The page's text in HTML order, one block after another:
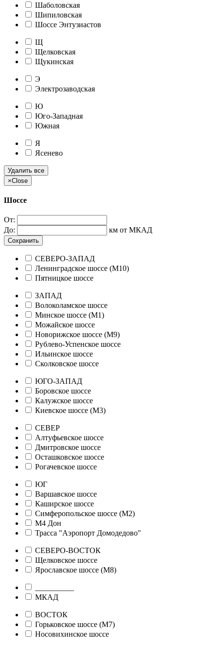
Шаболовская
Шипиловская
Шоссе Энтузиастов
Щ
Щелковская
Щукинская
Э
Электрозаводская
Ю
Юго-Западная
Южная
Я
Ясенево
Удалить все
×Close
Шоссе
От:
До:
км от МКАД
Сохранить
СЕВЕРО-ЗАПАД
Ленинградское шоссе (М10)
Пятницкое шоссе
ЗАПАД
Волоколамское шоссе
Минское шоссе (М1)
Можайское шоссе
Новорижское шоссе (М9)
Рублево-Успенское шоссе
Ильинское шоссе
Сколковское шоссе
ЮГО-ЗАПАД
Боровское шоссе
Калужское шоссе
Киевское шоссе (М3)
СЕВЕР
Алтуфьевское шоссе
Дмитровское шоссе
Осташковское шоссе
Рогачевское шоссе
ЮГ
Варшавское шоссе
Каширское шоссе
Симферопольское шоссе (М2)
М4 Дон
Трасса "Аэропорт Домодедово"
СЕВЕРО-ВОСТОК
Щелковское шоссе
Ярославское шоссе (М8)
МКАД
ВОСТОК
Горьковское шоссе (М7)
Носовихинское шоссе